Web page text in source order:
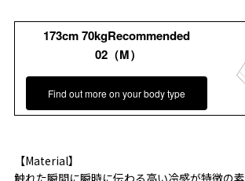
173cm 70kgRecommended
02（M）
Find out more on your body type
【Material】
触れた瞬間に瞬時に伝わる高い冷感が特徴の